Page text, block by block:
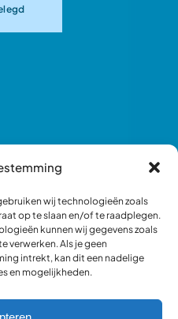
wij technologieën zoals
op te slaan en/of te raadplegen.
kunnen wij gegevens zoals
verwerken. Als je geen
intrekt, kan dit een nadelige
en mogelijkheden.